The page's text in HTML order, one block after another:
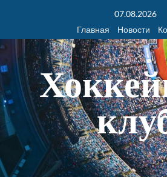
07.08.2026
Главная
Новости